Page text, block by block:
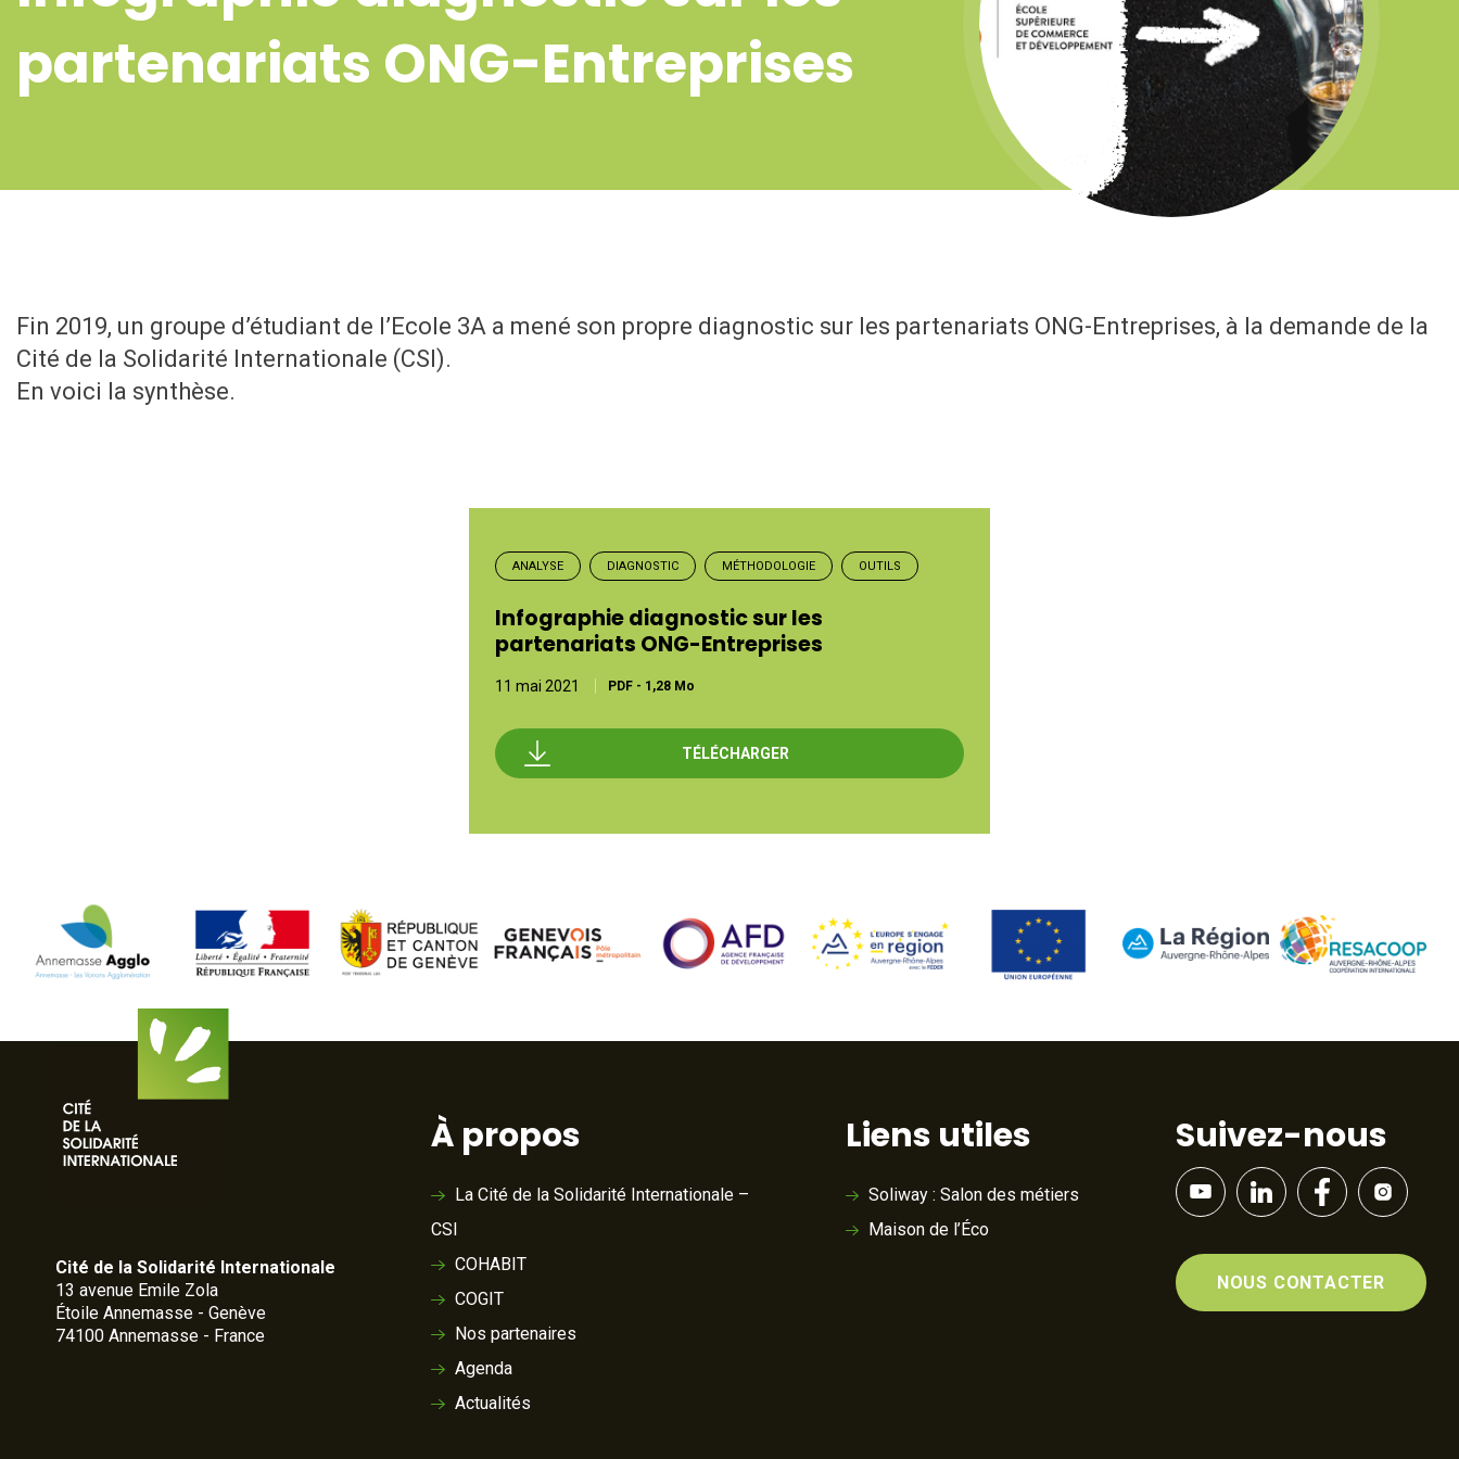
partenariats ONG-Entreprises
Fin 2019, un groupe d’étudiant de l’Ecole 3A a mené son propre diagnostic sur les partenariats ONG-Entreprises, à la demande de la
Cité de la Solidarité Internationale (CSI).
En voici la synthèse.
ANALYSE DIAGNOSTIC MÉTHODOLOGIE OUTILS
Infographie diagnostic sur les
partenariats ONG-Entreprises
11 mai 2021 PDF - 1,28 Mo
TÉLÉCHARGER
Cité de la Solidarité Internationale
13 avenue Emile Zola
Étoile Annemasse - Genève
74100 Annemasse - France
À propos
La Cité de la Solidarité Internationale –
CSI
COHABIT
COGIT
Nos partenaires
Agenda
Actualités
Liens utiles
Soliway : Salon des métiers
Maison de l’Éco
Suivez-nous
NOUS CONTACTER